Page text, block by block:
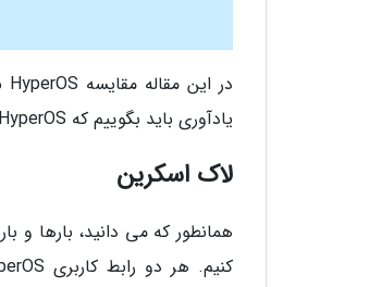
یادآوری باید بگوییم که HyperOS نسخه تازه رابط کاربری MIUI است که در مقایسه با آن با تغییراتی روبرو شده.
لاک اسکرین
همانطور که می دانید، بارها و